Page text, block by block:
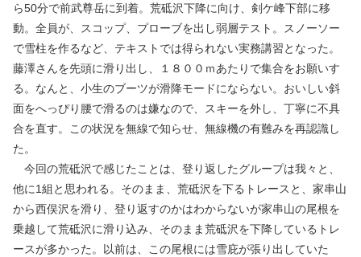
ら50分で前武尊岳に到着。荒砥沢下降に向け、剣ケ峰下部に移
動。全員が、スコップ、プローブを出し弱層テスト。スノーソー
で雪柱を作るなど、テキストでは得られない実務講習となった。
藤澤さんを先頭に滑り出し、１８００ｍあたりで集合をお願いす
る。なんと、小生のブーツが滑降モードにならない。おいしい斜
面をへっぴり腰で滑るのは嫌なので、スキーを外し、丁寧に不具
合を直す。この状況を無線で知らせ、無線機の有難みを再認識し
た。
今回の荒砥沢で感じたことは、登り返したグループは我々と、
他に1組と思われる。そのまま、荒砥沢を下るトレースと、家串山
から西俣沢を滑り、登り返すのかはわからないが家串山の尾根を
乗越して荒砥沢に滑り込み、そのまま荒砥沢を下降しているトレ
ースが多かった。以前は、この尾根には雪庇が張り出していた